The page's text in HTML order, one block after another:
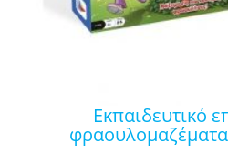
εκπαιδευτικό επιτραπέζιο